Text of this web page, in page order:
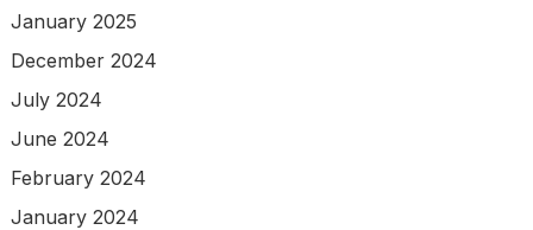
January 2025
December 2024
July 2024
June 2024
February 2024
January 2024